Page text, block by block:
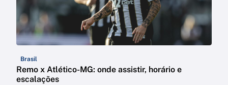
Brasil
Remo x Atlético-MG: onde assistir, horário e
escalações